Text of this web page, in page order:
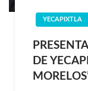
YECAPIXTLA
DE